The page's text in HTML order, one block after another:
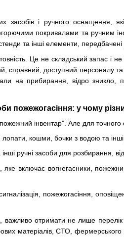
і ручного оснащення, які
покривалами та ручним
та інші елементи, передбачені
Це не складський запас і
справний, доступний персоналу
на прибирання, відро
пожежогасіння: у чому
інвентар”. Але для точного
кошми, бочки з водою та інші
ручні засоби для розбирання,
включає вогнегасники,
пожежогасіння,
важливо отримати не лише
матеріалів, СТО, фермерського